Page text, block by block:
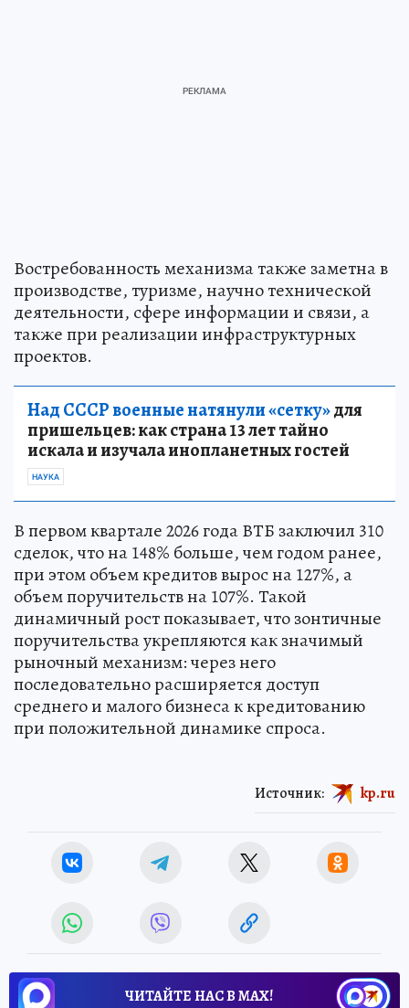
Востребованность механизма также заметна в
производстве, туризме, научно технической
деятельности, сфере информации и связи, а
также при реализации инфраструктурных
проектов.
Над СССР военные натянули «сетку»для
пришельцев: как страна 13 лет тайно
искала и изучала инопланетных гостей
НАУКА
В первом квартале 2026 года ВТБ заключил 310
сделок, что на 148% больше, чем годом ранее,
при этом объем кредитов вырос на 127%, а
объем поручительств на 107%. Такой
динамичный рост показывает, что зонтичные
поручительства укрепляются как значимый
рыночный механизм: через него
последовательно расширяется доступ
среднего и малого бизнеса к кредитованию
при положительной динамике спроса.
Источник: kp.ru
ЧИТАЙТЕ НАС В МАХ!